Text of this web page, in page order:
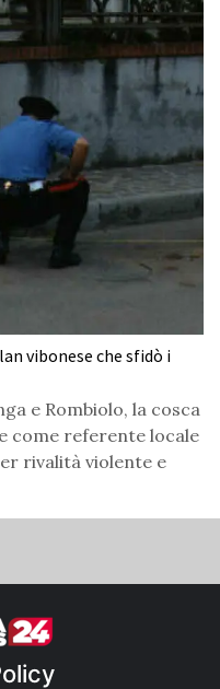
vibonese che sfidò i
e Rombiolo, la cosca
come referente locale
rivalità violente e